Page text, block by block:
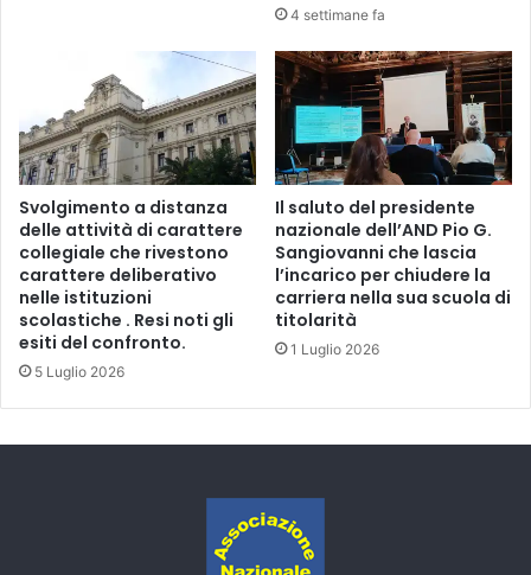
4 settimane fa
Svolgimento a distanza
delle attività di carattere
collegiale che rivestono
carattere deliberativo
nelle istituzioni
scolastiche . Resi noti gli
esiti del confronto.
5 Luglio 2026
Il saluto del presidente
nazionale dell’AND Pio G.
Sangiovanni che lascia
l’incarico per chiudere la
carriera nella sua scuola di
titolarità
1 Luglio 2026